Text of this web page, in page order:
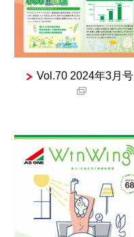
Vol.70 2024年3月号